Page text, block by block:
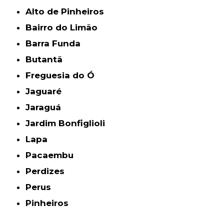
Alto de Pinheiros
Bairro do Limão
Barra Funda
Butantã
Freguesia do Ó
Jaguaré
Jaraguá
Jardim Bonfiglioli
Lapa
Pacaembu
Perdizes
Perus
Pinheiros